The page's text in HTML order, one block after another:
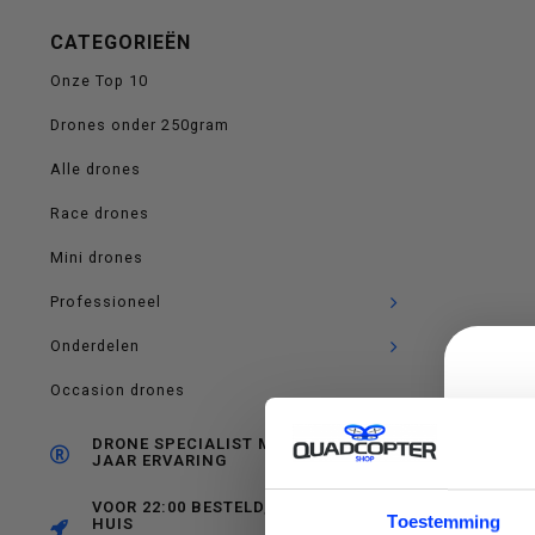
Toestemming
om
CATEGORIEËN
Onze Top 10
Drones onder 250gram
Alle drones
Race drones
Mini drones
Professioneel
Onderdelen
Occasion drones
DRONE SPECIALIST MET RUIM 10
JAAR ERVARING
VOOR 22:00 BESTELD, MORGEN IN
HUIS